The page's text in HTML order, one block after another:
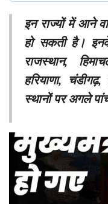
इन राज्यों में आने
हो सकती है।
राजस्थान,
हरियाणा,
स्थानों पर अगले